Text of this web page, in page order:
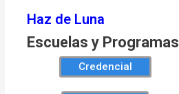
Haz de Luna
Escuelas y Programas
Credencial